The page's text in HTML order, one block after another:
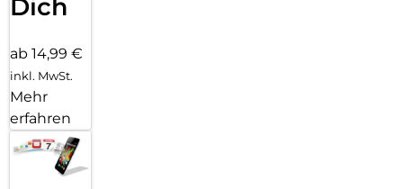
Dich
ab 14,99 €
inkl. MwSt.
Mehr
erfahren